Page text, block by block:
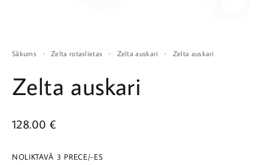
Sākums Zelta rotaslietas Zelta auskari Zelta auskari
Zelta auskari
128.00 €
NOLIKTAVĀ 3 PRECE/-ES